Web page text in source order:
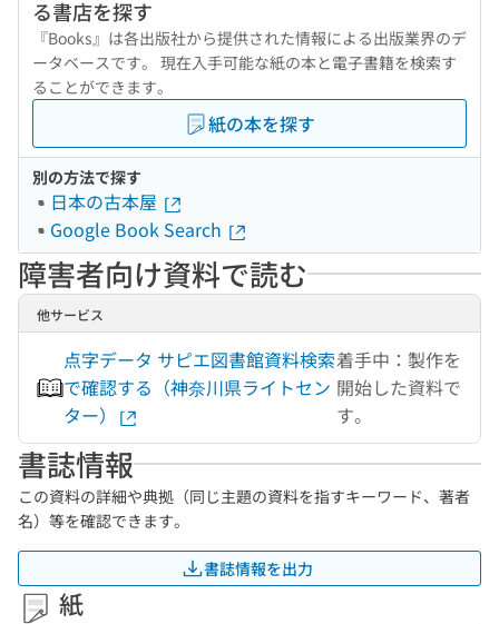
る書店を探す
『Books』は各出版社から提供された情報による出版業界のデ
ータベースです。 現在入手可能な紙の本と電子書籍を検索す
ることができます。
紙の本を探す
別の方法で探す
日本の古本屋
Google Book Search
障害者向け資料で読む
他サービス
点字データ サピエ図書館資料検索
で確認する（神奈川県ライトセン
ター）
着手中：製作を
開始した資料で
す。
書誌情報
この資料の詳細や典拠（同じ主題の資料を指すキーワード、著者
名）等を確認できます。
書誌情報を出力
紙